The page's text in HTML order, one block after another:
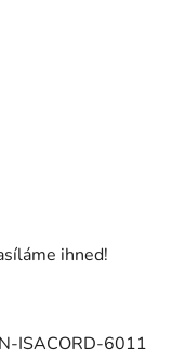
ihned!
ISACORD-6011